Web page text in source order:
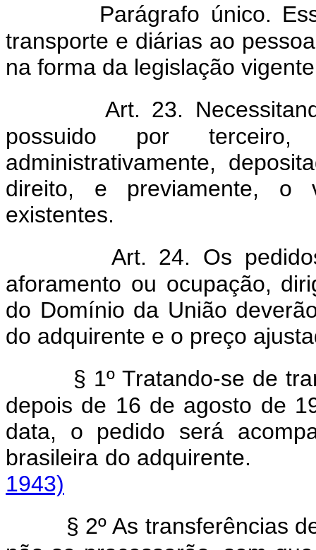
Parágrafo único.
transporte e diárias ao
na forma da legislação
Art. 23.
possuido por
administrativamente,
direito, e previamente, o
existentes.
Art. 24. Os
aforamento ou ocupação,
do Domínio da União
do adquirente e o preço
§ 1º Tratando-se de
depois de 16 de agosto de
data, o pedido será
brasileira do
1943)
§ 2º As transferências